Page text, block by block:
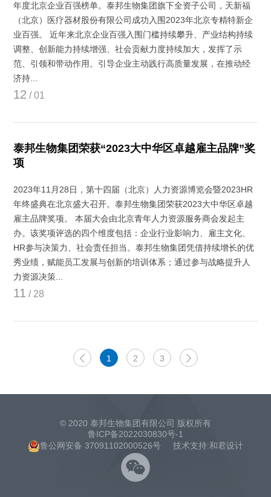
年度北京企业百强榜单。泰邦生物集团旗下全资子公司，天新福
（北京）医疗器材股份有限公司成功入围2023年北京专精特新企
业百强。 近年来北京企业百强入围门槛持续攀升、产业结构持续
调整、创新能力持续增强、社会贡献力度持续加大，发挥了示
范、引领和带动作用。引导企业主动践行高质量发展，在推动经
济持...
12 / 01
泰邦生物集团荣获“2023大中华区卓越雇主品牌”奖
项
2023年11月28日，第十四届（北京）人力资源博览会暨2023HR
年终盛典在北京盛大召开。泰邦生物集团荣获2023大中华区卓越
雇主品牌奖项。 本届大会由北京青年人力资源服务商会发起主
办。该奖项评选的四个维度包括：企业行业影响力、雇主文化、
HR参与决策力、社会责任担当。泰邦生物集团凭借持续增长的优
秀业绩，赋能员工发展与创新的培训体系；通过参与战略提升人
力资源决策...
11 / 28
 1 2 3 
© 2020 泰邦生物集团有限公司 版权所有
鲁ICP备2022030830号-1
鲁公网安备 37091102000526号
技术支持:和君设计